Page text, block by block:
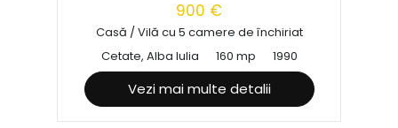
900 €
Casă / Vilă cu 5 camere de închiriat
Cetate, Alba Iulia
160 mp 1990
Vezi mai multe detalii